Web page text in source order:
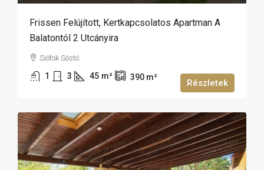
Frissen Felújított, Kertkapcsolatos Apartman A
Balatontól 2 Utcányira
Siófok Sóstó
1 3 45 m² 390 m²
Részletek